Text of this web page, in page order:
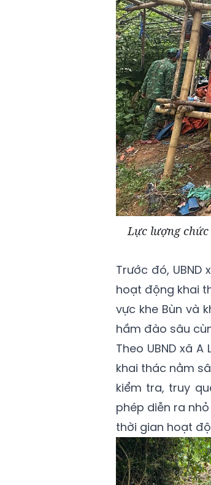
Lực lượng
Trước đó,
hoạt động khai
vực khe Bùn và
hầm đào sâu
Theo UBND xã
khai thác nằm
kiểm tra, truy
phép diễn ra
thời gian hoạt